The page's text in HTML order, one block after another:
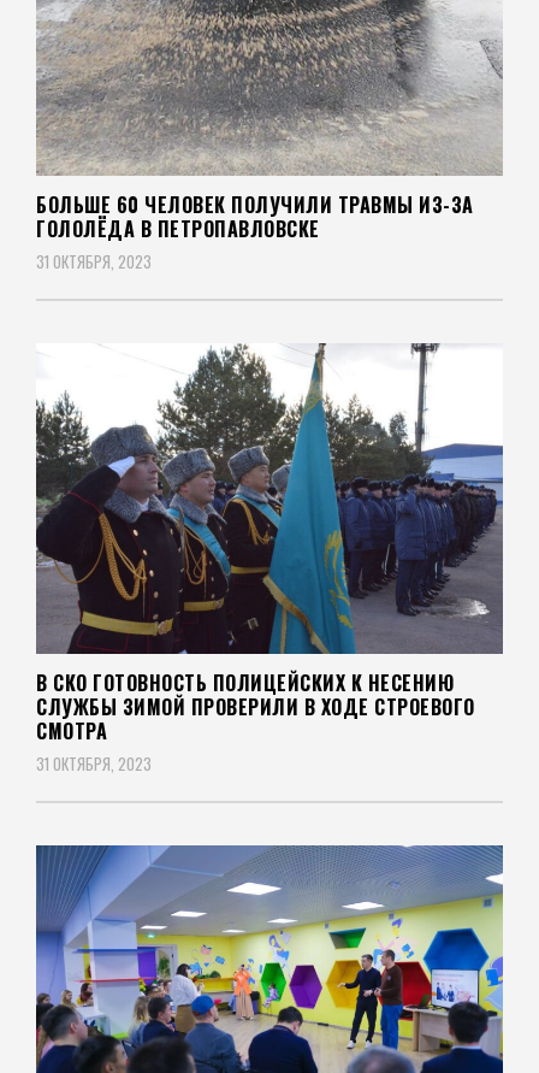
БОЛЬШЕ 60 ЧЕЛОВЕК ПОЛУЧИЛИ ТРАВМЫ ИЗ-ЗА
ГОЛОЛЁДА В ПЕТРОПАВЛОВСКЕ
31 ОКТЯБРЯ, 2023
В СКО ГОТОВНОСТЬ ПОЛИЦЕЙСКИХ К НЕСЕНИЮ
СЛУЖБЫ ЗИМОЙ ПРОВЕРИЛИ В ХОДЕ СТРОЕВОГО
СМОТРА
31 ОКТЯБРЯ, 2023